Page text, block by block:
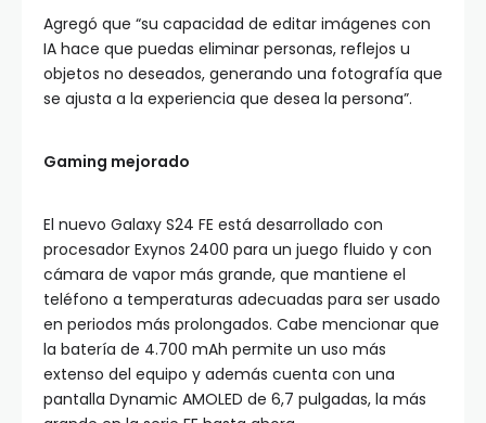
Agregó que “su capacidad de editar imágenes con
IA hace que puedas eliminar personas, reflejos u
objetos no deseados, generando una fotografía que
se ajusta a la experiencia que desea la persona”.
Gaming mejorado
El nuevo Galaxy S24 FE está desarrollado con
procesador Exynos 2400 para un juego fluido y con
cámara de vapor más grande, que mantiene el
teléfono a temperaturas adecuadas para ser usado
en periodos más prolongados. Cabe mencionar que
la batería de 4.700 mAh permite un uso más
extenso del equipo y además cuenta con una
pantalla Dynamic AMOLED de 6,7 pulgadas, la más